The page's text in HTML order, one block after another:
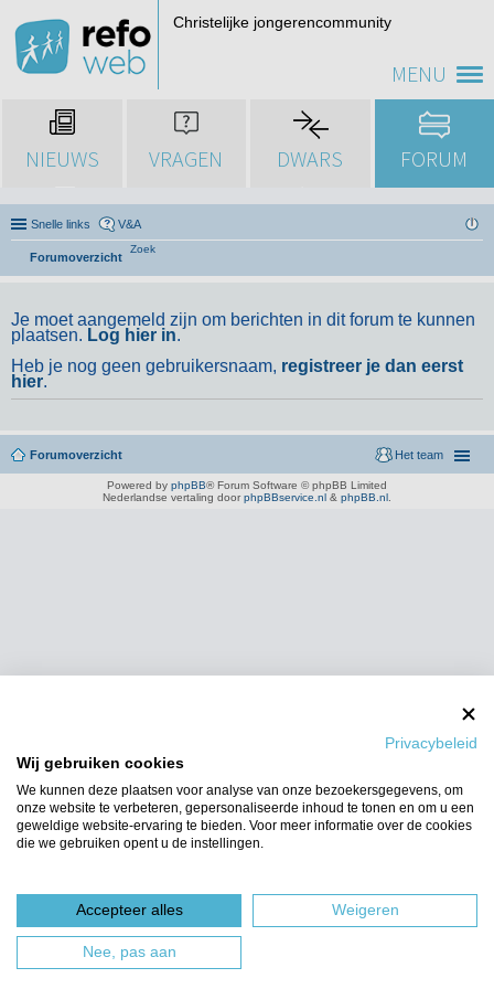
MENU
Christelijke jongerencommunity
NIEUWS VRAGEN DWARS FORUM
Snelle links V&A
Forumoverzicht
Zoek
Je moet aangemeld zijn om berichten in dit forum te kunnen
plaatsen. Log hier in.
Heb je nog geen gebruikersnaam, registreer je dan eerst
hier.
Forumoverzicht Het team
Powered by phpBB® Forum Software © phpBB Limited
Nederlandse vertaling door phpBBservice.nl & phpBB.nl
Privacybeleid
Wij gebruiken cookies
We kunnen deze plaatsen voor analyse van onze bezoekersgegevens, om
onze website te verbeteren, gepersonaliseerde inhoud te tonen en om u een
geweldige website-ervaring te bieden. Voor meer informatie over de cookies
die we gebruiken opent u de instellingen.
Accepteer alles Weigeren
Nee, pas aan